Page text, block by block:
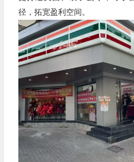
径，拓宽盈利空间。